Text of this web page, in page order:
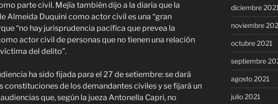
parte civil. Mejía también dijo a la diaria que la
Almeida Duquini como actor civil es una “gran
“no hay jurisprudencia pacífica que prevea la
actor civil de personas que no tienen una relación
del delito”.
ha sido fijada para el 27 de setiembre: se dará
constituciones de los demandantes civiles y se fijará un
que, según la jueza Antonella Capri, no
diciembre 2021
noviembre
octubre 2021
septiembre
agosto 2021
julio 2021